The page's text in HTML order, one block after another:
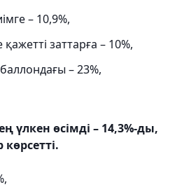
– 10,9%,
заттарға – 10%,
– 23%,
үлкен өсімді – 14,3%-ды,